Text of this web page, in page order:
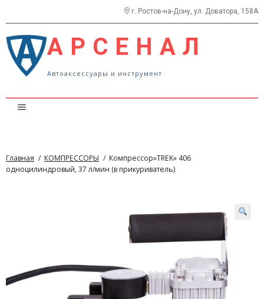
г. Ростов-на-Дону, ул. Доватора, 158А
АРСЕНАЛ
Автоаксессуары и инструмент
О нас
Контакты
Главная / КОМПРЕССОРЫ / Компрессор»TREK» 406
одноцилиндровый, 37 л/мин (в прикуриватель)